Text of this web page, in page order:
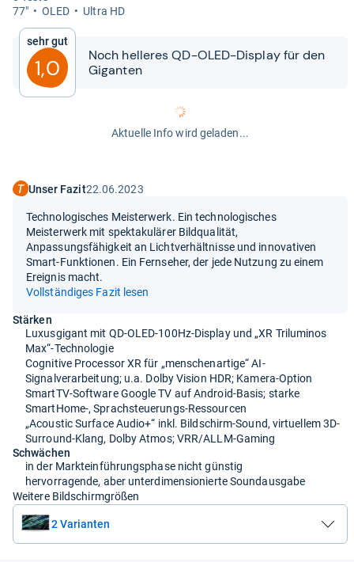
77"
OLED Ultra HD
Sehr gut
1,0
Noch hel­le­res QD-​​OLED-​​Dis­play für den
Gigan­ten
Aktuelle Info wird geladen...
Unser Fazit22.06.2023
Technologisches Meisterwerk. Ein technologisches
Meisterwerk mit spektakulärer Bildqualität,
Anpassungsfähigkeit an Lichtverhältnisse und innovativen
Smart-Funktionen. Ein Fernseher, der jede Nutzung zu einem
Ereignis macht.
Vollständiges Fazit lesen
Stärken
Luxusgigant mit QD-OLED-100Hz-Display und „XR Triluminos
Max“-Technologie
Cognitive Processor XR für „menschenartige“ AI-
Signalverarbeitung; u.a. Dolby Vision HDR; Kamera-Option
SmartTV-Software Google TV auf Android-Basis; starke
SmartHome-, Sprachsteuerungs-Ressourcen
„Acoustic Surface Audio+“ inkl. Bildschirm-Sound, virtuellem 3D-
Surround-Klang, Dolby Atmos; VRR/ALLM-Gaming
Schwächen
in der Markteinführungsphase nicht günstig
hervorragende, aber unterdimensionierte Soundausgabe
Weitere Bildschirmgrößen
2 Varianten